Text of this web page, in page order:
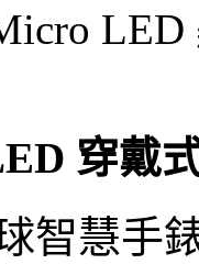
穿戴
智慧手